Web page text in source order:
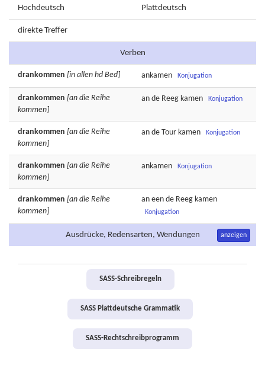
Hochdeutsch Plattdeutsch
direkte Treffer
Verben
drankommen [in allen hd Bed] ankamen Konjugation
drankommen [an die Reihe
kommen]
an de Reeg kamen Konjugation
drankommen [an die Reihe
kommen]
an de Tour kamen Konjugation
drankommen [an die Reihe
kommen]
ankamen Konjugation
drankommen [an die Reihe
kommen]
an een de Reeg kamen
Konjugation
Ausdrücke, Redensarten, Wendungen anzeigen
SASS-Schreibregeln
SASS Plattdeutsche Grammatik
SASS-Rechtschreibprogramm